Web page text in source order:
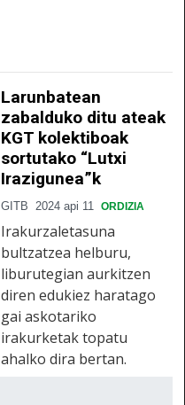
Larunbatean
zabalduko ditu ateak
KGT kolektiboak
sortutako “Lutxi
Irazigunea”k
GITB 2024 api 11 ORDIZIA
Irakurzaletasuna
bultzatzea helburu,
liburutegian aurkitzen
diren edukiez haratago
gai askotariko
irakurketak topatu
ahalko dira bertan.